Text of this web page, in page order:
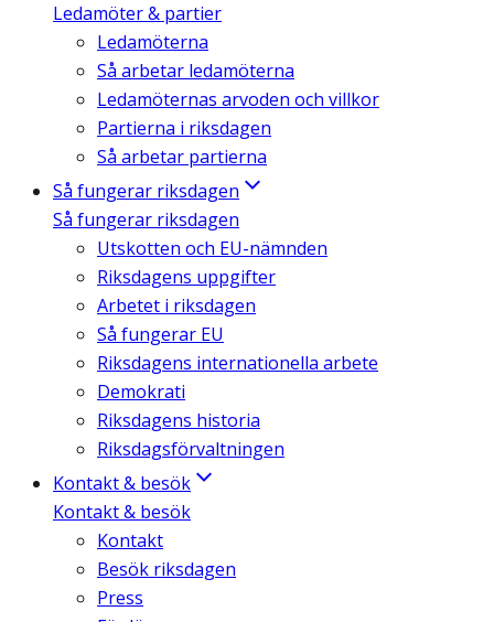
Ledamöter & partier
Ledamöterna
Så arbetar ledamöterna
Ledamöternas arvoden och villkor
Partierna i riksdagen
Så arbetar partierna
Så fungerar riksdagen
Så fungerar riksdagen
Utskotten och EU-nämnden
Riksdagens uppgifter
Arbetet i riksdagen
Så fungerar EU
Riksdagens internationella arbete
Demokrati
Riksdagens historia
Riksdagsförvaltningen
Kontakt & besök
Kontakt & besök
Kontakt
Besök riksdagen
Press